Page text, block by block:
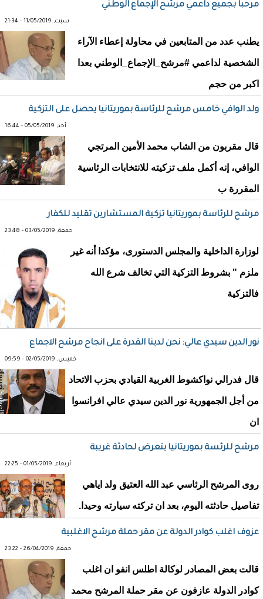
مرحبا بجميع داعمي مرشح الإجماع الوطني
سبت, 11/05/2019 - 21:34
يطنب عدد من المتابعين في محاولة إعطاء الآراء
الشخصية لداعمي #مرشح_الإجماع_الوطني بعدا
اكبر من حجم
ولد الوافي خامس مرشح للرئاسة بموريتانيا يحصل على التزكية
أحد, 05/05/2019 - 16:44
قال مقربون من الشاب محمد الأمين المرتجي
الوافي، إنه أكمل ملف تزكيته للانتخابات الرئاسية
المقررة ب
مرشح للرئاسة بموريتانيا تزكية المستشارين تقليد للكفار
جمعة, 03/05/2019 - 23:48
لوزارة الداخلية والمجلس الدستورى، مؤكدا أنه غير
ملزم " بشروط التزكية التي تخالف شرع الله
فالتزكية
نور الدين سيدي عالي: نحن لدينا القدرة على انجاح مرشح الاجماع
خميس, 02/05/2019 - 09:59
قال فدرالي نواكشوط الغربية القيادي بحزب الاتحاد
من أجل الجمهورية نور الدين سيدي عالي افرانسوا
ان
مرشح للرئسة بموريتانيا يتعرض لحادثة غريبة
أربعاء, 01/05/2019 - 22:25
روى المرشح الرئاسي عبد الله العتيق ولد اياهي
تفاصيل حادثته اليوم، بعد ان تركته سيارته وحيدا.
عزوف اغلب كوادر الدولة عن مقر حملة مرشح الاغلبية
جمعة, 26/04/2019 - 23:22
قالت بعض المصادر لوكالة اطلس انفو ان اغلب
كوادر الدولة عازفون عن مقر حملة المرشح محمد